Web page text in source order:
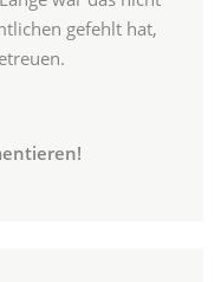
gefehlt hat,